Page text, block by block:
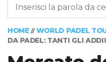
HOME// WORLD PADEL
DA PADEL: TANTI GLI